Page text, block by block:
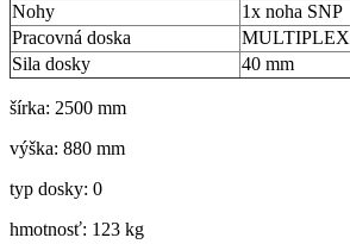
Nohy
1x noha SNP
Pracovná doska
MULTIPLEX
Sila dosky
40 mm
šírka: 2500 mm
výška: 880 mm
typ dosky: 0
hmotnosť: 123 kg